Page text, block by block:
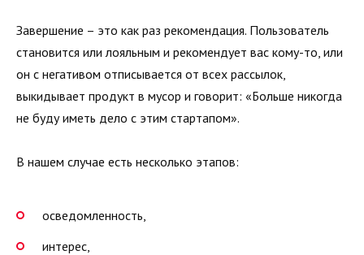
Завершение – это как раз рекомендация. Пользователь
становится или лояльным и рекомендует вас кому-то, или
он с негативом отписывается от всех рассылок,
выкидывает продукт в мусор и говорит: «Больше никогда
не буду иметь дело с этим стартапом».
В нашем случае есть несколько этапов:
осведомленность,
интерес,